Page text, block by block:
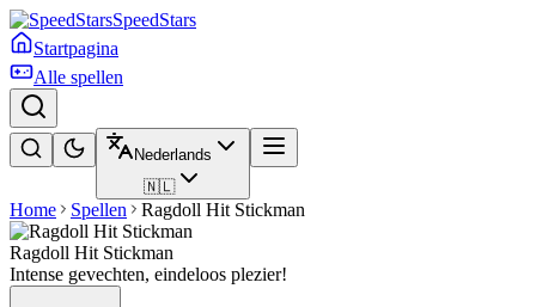
SpeedStars
Startpagina
Alle spellen
Nederlands
🇳🇱
Home Spellen Ragdoll Hit Stickman
Ragdoll Hit Stickman
Intense gevechten, eindeloos plezier!